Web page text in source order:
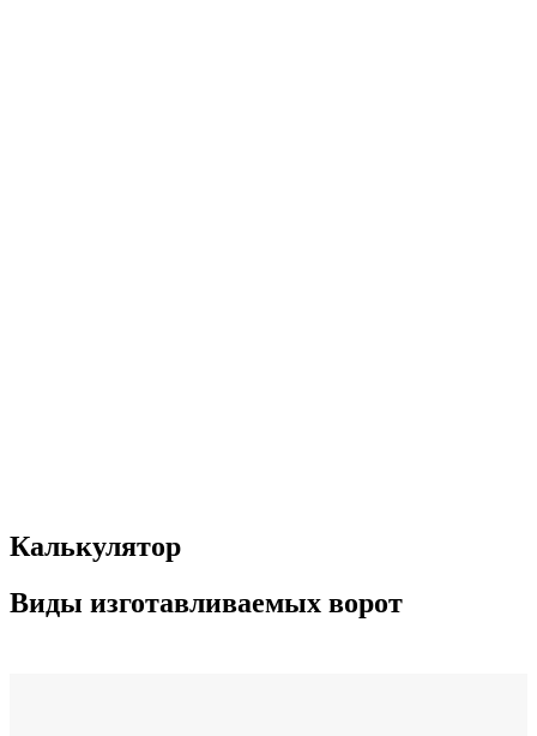
Калькулятор
Виды изготавливаемых ворот